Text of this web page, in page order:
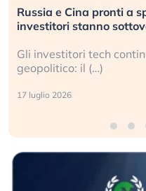
Starlink. Gli
il rischio?
ignorare il rischio